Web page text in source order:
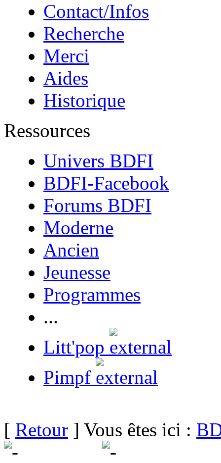
Contact/Infos
Recherche
Merci
Aides
Historique
Ressources
Univers BDFI
BDFI-Facebook
Forums BDFI
Moderne
Ancien
Jeunesse
Programmes
...
Litt'pop
Pimpf
[ Retour ] Vous êtes ici :